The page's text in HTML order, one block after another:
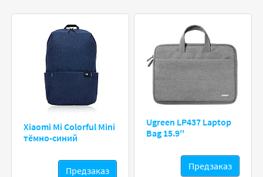
Xiaomi Mi Colorful Mini
тёмно-синий
Предзаказ
Ugreen LP437 Laptop
Bag 15.9''
Предзаказ